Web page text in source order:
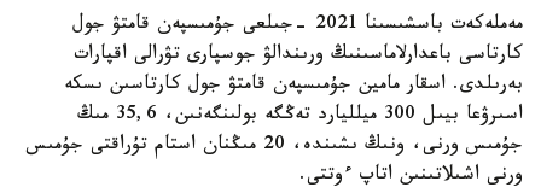
مەملەكەت باسشىسىنا 2021 -جىلعى جۇمىسپەن قامتۋ جول
كارتاسى باعدارلاماسىنىڭ ورىندالۋ جوسپارى تۋرالى اقپارات
بەرىلدى. اسقار مامين جۇمىسپەن قامتۋ جول كارتاسىن ىسكە
اسىرۋعا بيىل 300 ميلليارد تەڭگە بولىنگەنىن، 35,6 مىڭ
جۇمىس ورنى، ونىڭ ىشىندە، 20 مىڭنان استام تۇراقتى جۇمىس
ورنى اشىلاتىنىن اتاپ ءوتتى.